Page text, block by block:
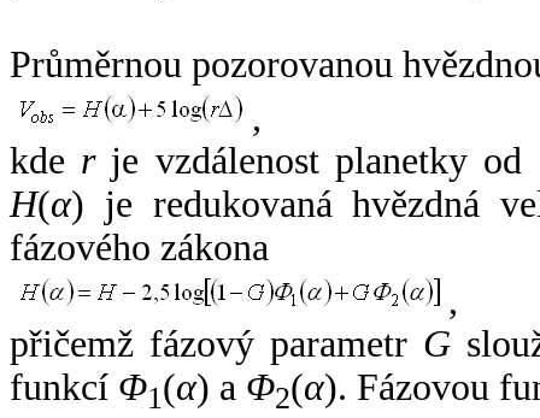
Průměrnou pozorovanou
,
kde rje vzdálenost planetky od
H(α) je redukovaná hvězdná
fázového zákona
,
přičemž fázový parametr G
funkcí Φ1(α) a Φ2(α). Fázovou